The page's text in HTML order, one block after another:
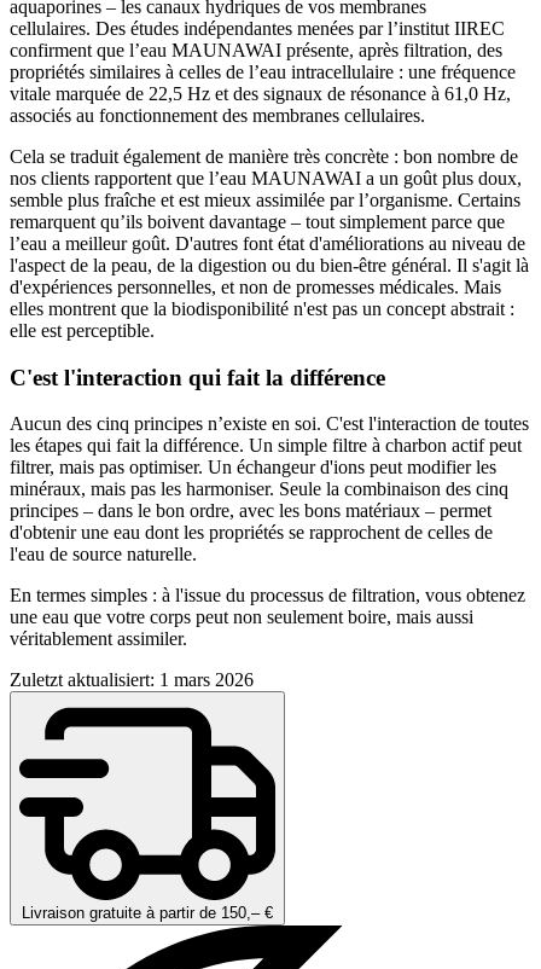
aquaporines – les canaux hydriques de vos membranes
cellulaires. Des études indépendantes menées par l’institut IIREC
confirment que l’eau MAUNAWAI présente, après filtration, des
propriétés similaires à celles de l’eau intracellulaire : une fréquence
vitale marquée de 22,5 Hz et des signaux de résonance à 61,0 Hz,
associés au fonctionnement des membranes cellulaires.
Cela se traduit également de manière très concrète : bon nombre de
nos clients rapportent que l’eau MAUNAWAI a un goût plus doux,
semble plus fraîche et est mieux assimilée par l’organisme. Certains
remarquent qu’ils boivent davantage – tout simplement parce que
l’eau a meilleur goût. D'autres font état d'améliorations au niveau de
l'aspect de la peau, de la digestion ou du bien-être général. Il s'agit là
d'expériences personnelles, et non de promesses médicales. Mais
elles montrent que la biodisponibilité n'est pas un concept abstrait :
elle est perceptible.
C'est l'interaction qui fait la différence
Aucun des cinq principes n’existe en soi. C'est l'interaction de toutes
les étapes qui fait la différence. Un simple filtre à charbon actif peut
filtrer, mais pas optimiser. Un échangeur d'ions peut modifier les
minéraux, mais pas les harmoniser. Seule la combinaison des cinq
principes – dans le bon ordre, avec les bons matériaux – permet
d'obtenir une eau dont les propriétés se rapprochent de celles de
l'eau de source naturelle.
En termes simples : à l'issue du processus de filtration, vous obtenez
une eau que votre corps peut non seulement boire, mais aussi
véritablement assimiler.
Zuletzt aktualisiert: 1 mars 2026
Livraison gratuite à partir de 150,– €